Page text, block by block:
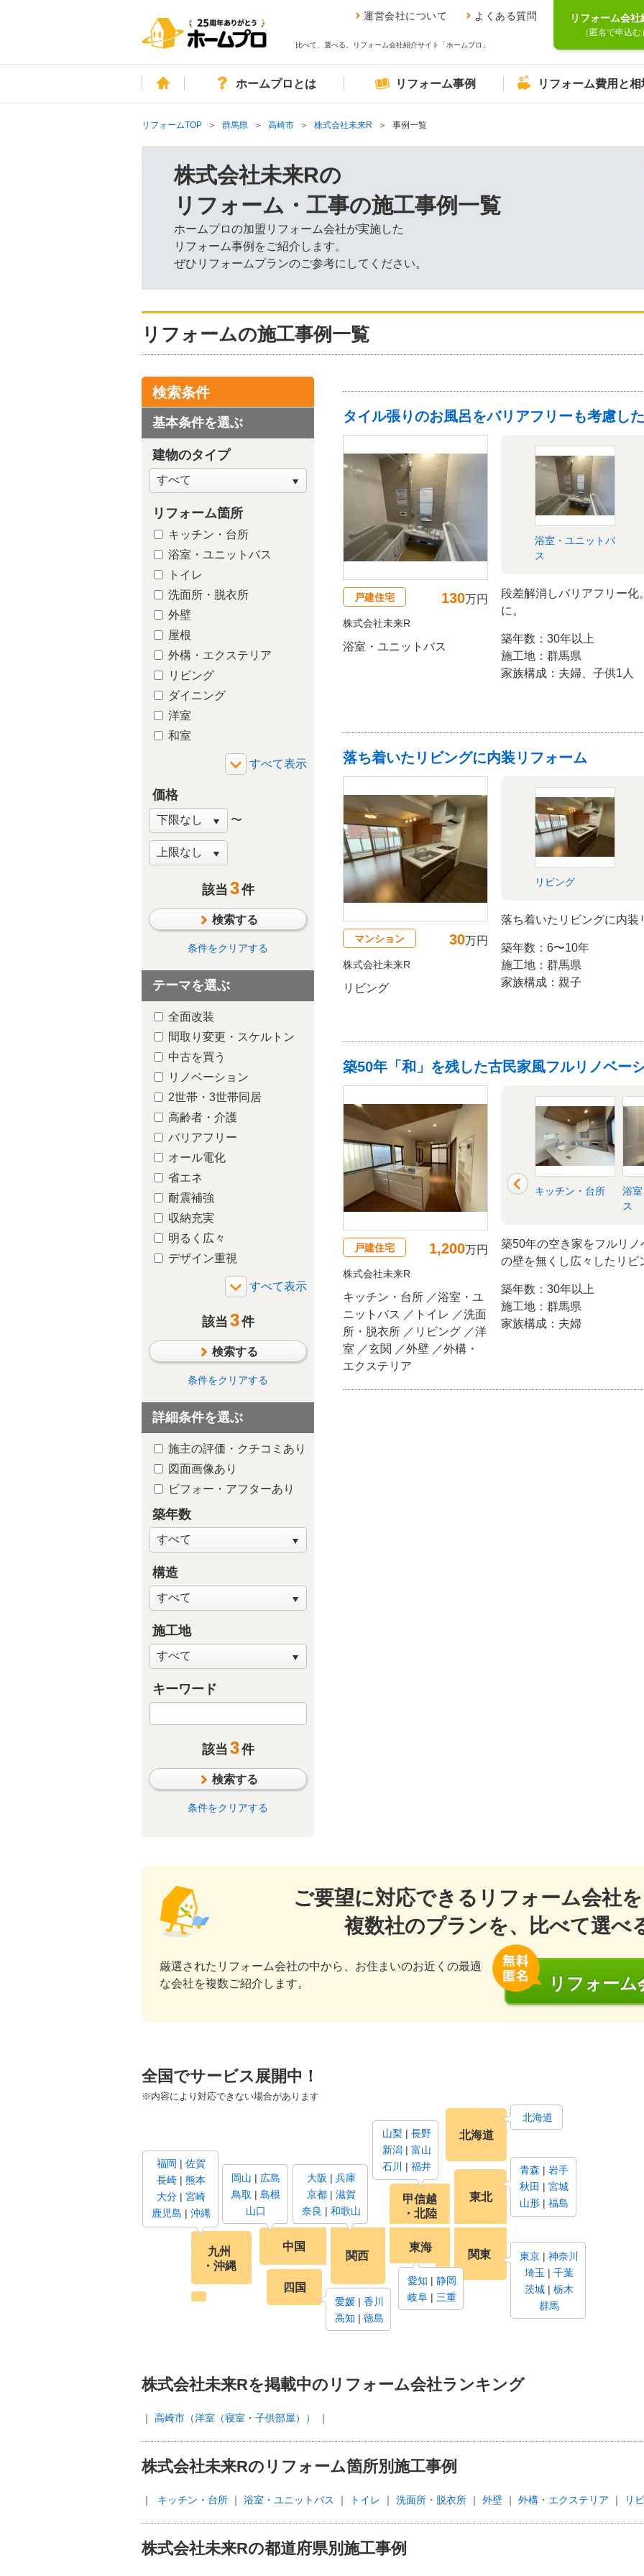
運営会社について よくある質問
比べて、選べる。リフォーム会社紹介サイト「ホームプロ」
リフォーム会社
（匿名で申込む）
ホームホームプロとは リフォーム事例 リフォーム費用と相
リフォームTOP 群馬県 高崎市 株式会社未来R 事例一覧
株式会社未来Rの
リフォーム・工事の施工事例一覧
ホームプロの加盟リフォーム会社が実施した
リフォーム事例をご紹介します。
ぜひリフォームプランのご参考にしてください。
リフォームの施工事例一覧
検索条件
基本条件を選ぶ
建物のタイプ
リフォーム箇所
キッチン・台所
浴室・ユニットバス
トイレ
洗面所・脱衣所
外壁
屋根
外構・エクステリア
リビング
ダイニング
洋室
和室
バルコニー・ベランダ
庭・ガーデニング
階段
窓・サッシ
その他
価格
〜
該当 3件
検索する
条件をクリアする
テーマを選ぶ
全面改装
間取り変更・スケルトン
中古を買う
リノベーション
2世帯・3世帯同居
高齢者・介護
バリアフリー
オール電化
省エネ
耐震補強
収納充実
明るく広々
デザイン重視
増築・減築
断熱・気密
太陽光発電/太陽熱利用
シックハウス対策
防水・雨漏り対策
防犯対策
趣味や嗜好を中心に
該当 3件
検索する
条件をクリアする
詳細条件を選ぶ
施主の評価・クチコミあり
図面画像あり
ビフォー・アフターあり
築年数
構造
施工地
キーワード
該当 3件
検索する
条件をクリアする
タイル張りのお風呂をバリアフリーも考慮し
戸建住宅 130万円
株式会社未来R
浴室・ユニットバス
浴室・ユニットバ
ス
段差解消しバリアフリー化
に。
築年数：30年以上
施工地：群馬県
家族構成：夫婦、子供1人
落ち着いたリビングに内装リフォーム
マンション 30万円
株式会社未来R
リビング
リビング
落ち着いたリビングに内装
築年数：6〜10年
施工地：群馬県
家族構成：親子
築50年「和」を残した古民家風フルリノベー
戸建住宅 1,200万円
株式会社未来R
キッチン・台所 ／浴室・ユ
ニットバス ／トイレ ／洗面
所・脱衣所 ／リビング ／洋
室 ／玄関 ／外壁 ／外構・
エクステリア
外壁
外構・エクステリ
キッチン・台所
浴
ス
築50年の空き家をフルリ
の壁を無くし広々したリビ
お部屋にウォークインクロ
に仕上げました。 玄関の
いた為、あえて残し、玄関
し古民家ぽさを表現した
を残しつつ築年数を感じ
築年数：30年以上
施工地：群馬県
家族構成：夫婦
ご要望に対応できるリフォーム会社を
複数社のプランを、比べて選べ
厳選されたリフォーム会社の中から、お住まいのお近くの最適
な会社を複数ご紹介します。
リフォーム
全国でサービス展開中！
※内容により対応できない場合があります
北海道
北海道
東北
青森
岩手
秋田
宮城
山形
福島
関東 東京
神奈川
埼玉
千葉
茨城
栃木
群馬
甲信越
・北陸
山梨
長野
新潟
富山
石川
福井
東海
愛知
静岡
岐阜
三重
関西
大阪
兵庫
京都
滋賀
奈良
和歌山
中国
岡山
広島
鳥取
島根
山口
四国
愛媛
香川
高知
徳島
九州
・沖縄
福岡
佐賀
長崎
熊本
大分
宮崎
鹿児島
沖縄
株式会社未来Rを掲載中のリフォーム会社ランキング
高崎市（洋室（寝室・子供部屋））
株式会社未来Rのリフォーム箇所別施工事例
キッチン・台所 浴室・ユニットバス トイレ 洗面所・脱衣所 外壁 外構・エクステリア リ
株式会社未来Rの都道府県別施工事例